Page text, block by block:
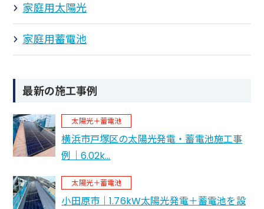
家庭用太陽光
家庭用蓄電池
最新の施工事例
太陽光＋蓄電池
横浜市戸塚区の太陽光発電・蓄電池施工事
例｜6.02k…
太陽光＋蓄電池
小田原市｜1.76kW太陽光発電＋蓄電池を設